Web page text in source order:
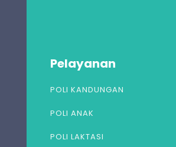
Pelayanan
POLI KANDUNGAN
POLI ANAK
POLI LAKTASI